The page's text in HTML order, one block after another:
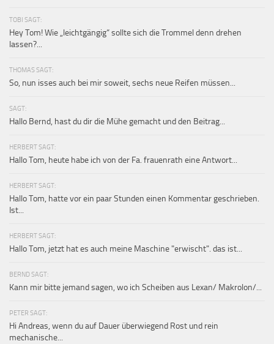
TOBI SAGT:
Hey Tom! Wie „leichtgängig“ sollte sich die Trommel denn drehen
lassen?...
THOMAS SAGT:
So, nun isses auch bei mir soweit, sechs neue Reifen müssen...
SAGT:
Hallo Bernd, hast du dir die Mühe gemacht und den Beitrag...
HERBERT SAGT:
Hallo Tom, heute habe ich von der Fa. frauenrath eine Antwort...
HERBERT SAGT:
Hallo Tom, hatte vor ein paar Stunden einen Kommentar geschrieben.
Ist...
HERBERT SAGT:
Hallo Tom, jetzt hat es auch meine Maschine "erwischt". das ist...
BERND SAGT:
Kann mir bitte jemand sagen, wo ich Scheiben aus Lexan/ Makrolon/...
PETER SAGT:
Hi Andreas, wenn du auf Dauer überwiegend Rost und rein
mechanische...